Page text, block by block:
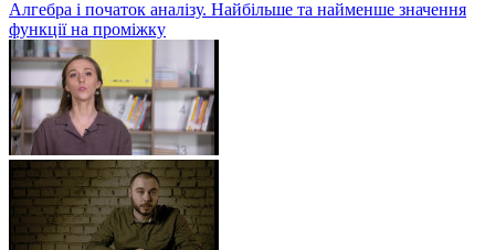
Алгебра і початок аналізу. Найбільше та найменше значення
функції на проміжку